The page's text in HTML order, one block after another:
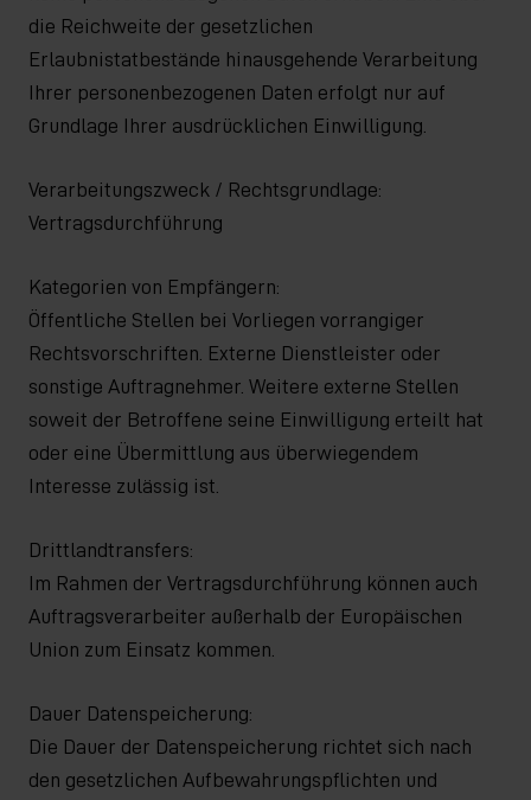
die Reichweite der gesetzlichen
Erlaubnistatbestände hinausgehende Verarbeitung
Ihrer personenbezogenen Daten erfolgt nur auf
Grundlage Ihrer ausdrücklichen Einwilligung.
Verarbeitungszweck / Rechtsgrundlage:
Vertragsdurchführung
Kategorien von Empfängern:
Öffentliche Stellen bei Vorliegen vorrangiger
Rechtsvorschriften. Externe Dienstleister oder
sonstige Auftragnehmer. Weitere externe Stellen
soweit der Betroffene seine Einwilligung erteilt hat
oder eine Übermittlung aus überwiegendem
Interesse zulässig ist.
Drittlandtransfers:
Im Rahmen der Vertragsdurchführung können auch
Auftragsverarbeiter außerhalb der Europäischen
Union zum Einsatz kommen.
Dauer Datenspeicherung:
Die Dauer der Datenspeicherung richtet sich nach
den gesetzlichen Aufbewahrungspflichten und